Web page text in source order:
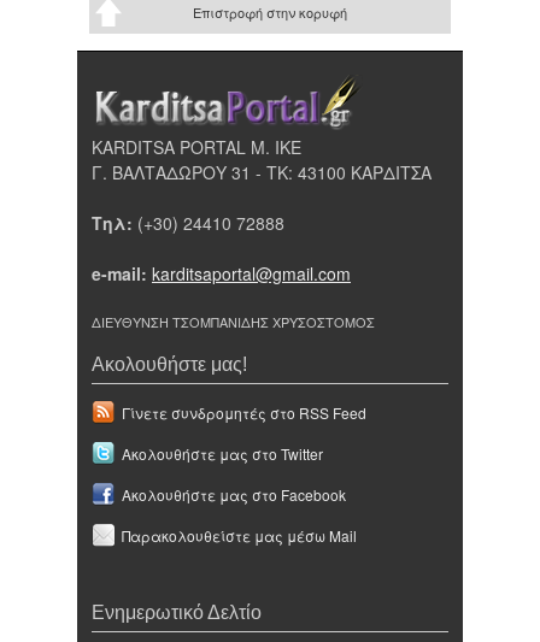
Επιστροφή στην κορυφή
KARDITSA PORTAL Μ. ΙΚΕ
Γ. ΒΑΛΤΑΔΩΡΟΥ 31 - ΤΚ: 43100 ΚΑΡΔΙΤΣΑ
Τηλ: (+30) 24410 72888
e-mail: karditsaportal@gmail.com
ΔΙΕΥΘΥΝΣΗ ΤΣΟΜΠΑΝΙΔΗΣ ΧΡΥΣΟΣΤΟΜΟΣ
Ακολουθήστε μας!
Γίνετε συνδρομητές στο RSS Feed
Ακολουθήστε μας στο Twitter
Ακολουθήστε μας στο Facebook
Παρακολουθείστε μας μέσω Mail
Ενημερωτικό Δελτίο